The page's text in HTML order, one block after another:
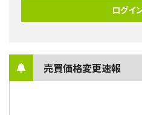
売買価格変更速報